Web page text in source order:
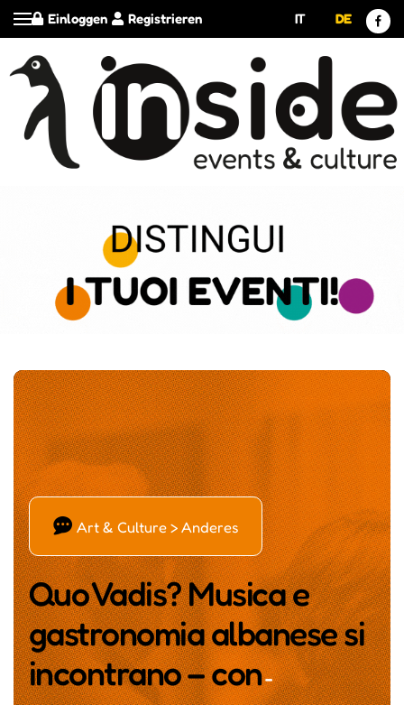
Registrieren
Einloggen IT DE
Ď Art & Culture > Anderes
Quo Vadis? Musica e
gastronomia albanese si
incontrano – con-